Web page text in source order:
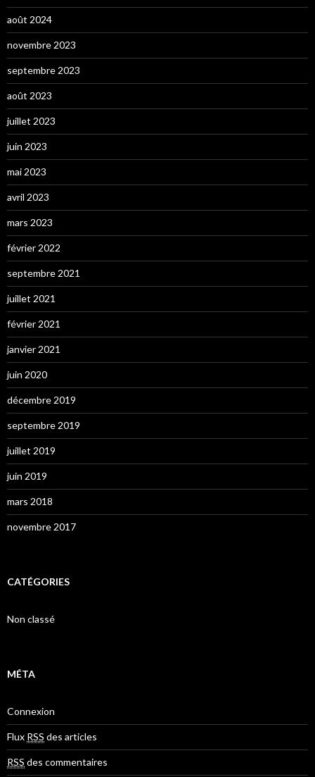
août 2024
novembre 2023
septembre 2023
août 2023
juillet 2023
juin 2023
mai 2023
avril 2023
mars 2023
février 2022
septembre 2021
juillet 2021
février 2021
janvier 2021
juin 2020
décembre 2019
septembre 2019
juillet 2019
juin 2019
mars 2018
novembre 2017
CATÉGORIES
Non classé
MÉTA
Connexion
Flux RSS des articles
RSS des commentaires